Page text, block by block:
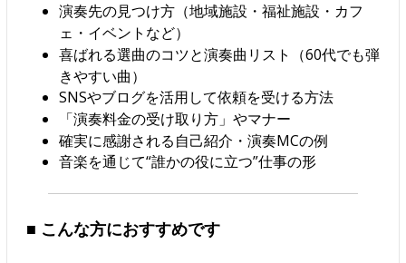
演奏先の見つけ方（地域施設・福祉施設・カフ
ェ・イベントなど）
喜ばれる選曲のコツと演奏曲リスト（60代でも弾
きやすい曲）
SNSやブログを活用して依頼を受ける方法
「演奏料金の受け取り方」やマナー
確実に感謝される自己紹介・演奏MCの例
音楽を通じて“誰かの役に立つ”仕事の形
■ こんな方におすすめです